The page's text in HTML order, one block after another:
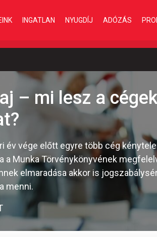
INGATLAN NYUGDÍJ ADÓZÁS
– mi lesz a
év vége előtt egyre több cég
a Munka Törvénykönyvének
elmaradása akkor is
menni.